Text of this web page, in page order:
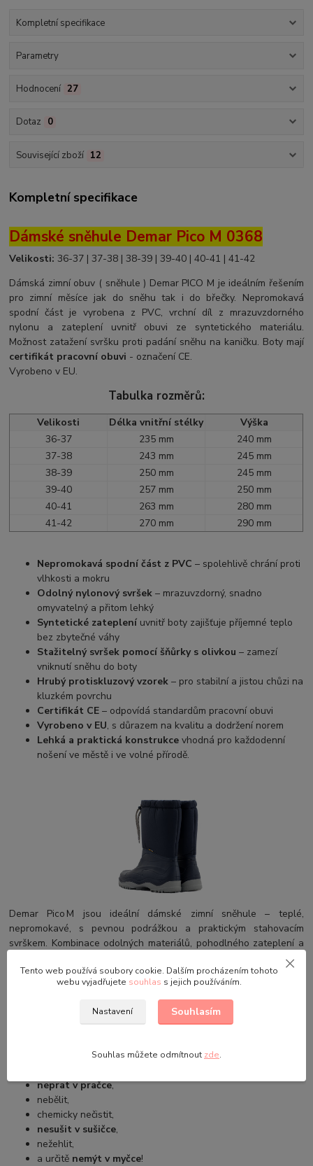
Kompletní specifikace
Parametry
Hodnocení 27
Dotaz 0
Související zboží 12
Kompletní specifikace
Dámské sněhule Demar Pico M 0368
Velikosti: 36-37 | 37-38 | 38-39 | 39-40 | 40-41 | 41-42
Dámská zimní obuv ( sněhule ) Demar PICO M je ideálním řešením
pro zimní měsíce jak do sněhu tak i do břečky. Nepromokavá
spodní část je vyrobena z PVC, vrchní díl z mrazuvzdorného
nylonu a zateplení uvnitř obuvi ze syntetického materiálu.
Možnost zatažení svršku proti padání sněhu na kaničku. Boty mají
certifikát pracovní obuvi - označení CE.
Vyrobeno v EU.
Tabulka rozměrů:
Velikosti Délka vnitřní stélky
Výška
36-37
235 mm
240 mm
37-38
243 mm
245 mm
38-39
250 mm
245 mm
39-40
257 mm
250 mm
40-41
263 mm
280 mm
41-42
270 mm 290 mm
Nepromokavá spodní část z PVC – spolehlivě chrání proti
vlhkosti a mokru
Odolný nylonový svršek – mrazuvzdorný, snadno
omyvatelný a přitom lehký
Syntetické zateplení uvnitř boty zajišťuje příjemné teplo
bez zbytečné váhy
Stažitelný svršek pomocí šňůrky s olivkou – zamezí
vniknutí sněhu do boty
Hrubý protiskluzový vzorek – pro stabilní a jistou chůzi na
kluzkém povrchu
Certifikát CE – odpovídá standardům pracovní obuvi
Vyrobeno v EU, s důrazem na kvalitu a dodržení norem
Lehká a praktická konstrukce vhodná pro každodenní
nošení ve městě i ve volné přírodě.
Demar Pico M jsou ideální dámské zimní sněhule – teplé,
nepromokavé, s pevnou podrážkou a praktickým stahovacím
svrškem. Kombinace odolných materiálů, pohodlného zateplení a
certifikované kvality vám zajistí, že v nich zvládnete zimní měsíce s
elegancí a bez kompromisů.
100% PVC (spodní část sněhulí)
neprat v pračce,
nebělit,
chemicky nečistit,
nesušit v sušičce,
nežehlit,
a určitě nemýt v myčce!
Tento web používá soubory cookie. Dalším procházením tohoto
webu vyjadřujete souhlas s jejich používáním.
Nastavení Souhlasím
Souhlas můžete odmítnout zde.